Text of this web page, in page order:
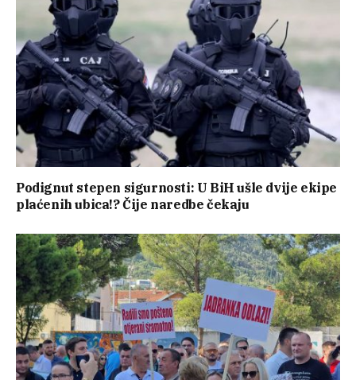
Podignut stepen sigurnosti: U BiH ušle dvije ekipe
plaćenih ubica!? Čije naredbe čekaju